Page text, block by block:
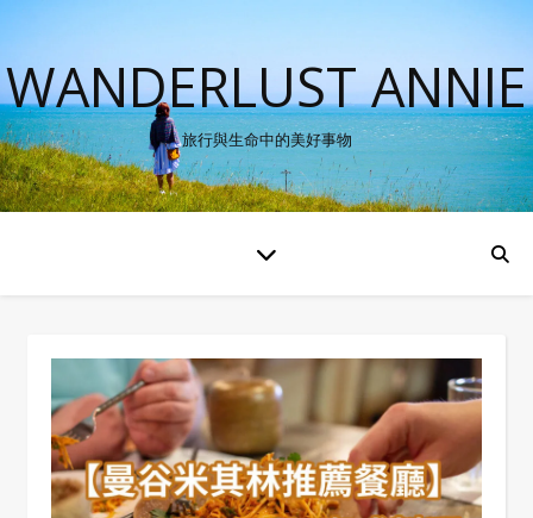
WANDERLUST ANNIE
旅行與生命中的美好事物